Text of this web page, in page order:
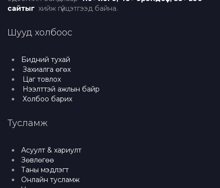
сайтыг хийж гүйцэтгээд байна.
Шууд холбоос
Бидний тухай
Захиалга өгөх
Цаг товлох
Нээлттэй ажлын байр
Холбоо барих
Тусламж
Асуулт & хариулт
Зөвлөгөө
Таны мэдлэгт
Онлайн тусламж